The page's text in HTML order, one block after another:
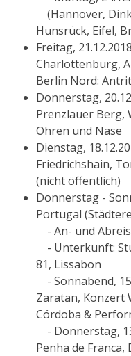
(Hannover,
Hunsrück, Eifel,
Freitag,
Charlottenburg,
Berlin Nord:
Donnerstag,
Prenzlauer Berg,
Ohren und Nase
Dienstag,
Friedrichshain,
(nicht öffentlich)
Donnerstag -
Portugal
- An- und
- Unterkunft:
81, Lissabon
- Sonnabend,
Zaratan, Konzert
Córdoba &
- Donnerstag,
Penha de